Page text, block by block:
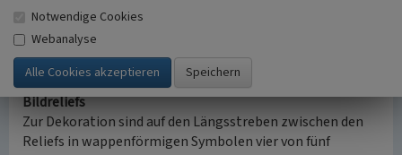
Ach daß es noch wie damals wär / doch kommt die schöne
Bildreliefs
Zur Dekoration sind auf den Längsstreben zwischen den
Reliefs in wappenförmigen Symbolen vier von fünf
Notwendige Cookies
Webanalyse